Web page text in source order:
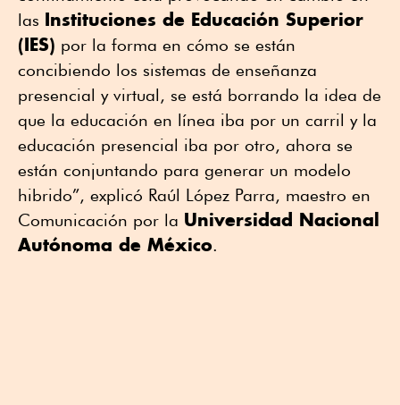
las Instituciones de Educación Superior
(IES) por la forma en cómo se están
concibiendo los sistemas de enseñanza
presencial y virtual, se está borrando la idea de
que la educación en línea iba por un carril y la
educación presencial iba por otro, ahora se
están conjuntando para generar un modelo
hibrido”, explicó Raúl López Parra, maestro en
Comunicación por la Universidad Nacional
Autónoma de México.